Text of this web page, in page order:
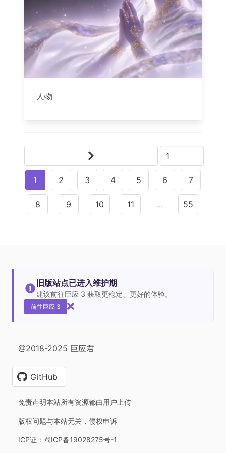
人物
1 2 3 4 5 6 7
8 9 10 11 … 55
旧版站点已进入维护期
建议前往巨应 3 获取更稳定、更好的体验。
前往巨应 3
@2018-2025 巨应君
GitHub
免责声明本站所有资源都由用户上传
版权问题与本站无关，侵权申诉
ICP证：蜀ICP备19028275号-1